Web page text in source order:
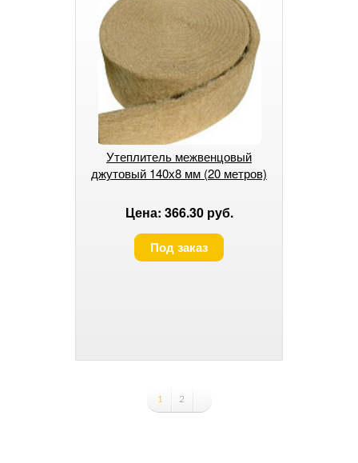
Утеплитель межвенцовый
джутовый 140х8 мм (20 метров)
Цена: 366.30 руб.
Под заказ
1 2